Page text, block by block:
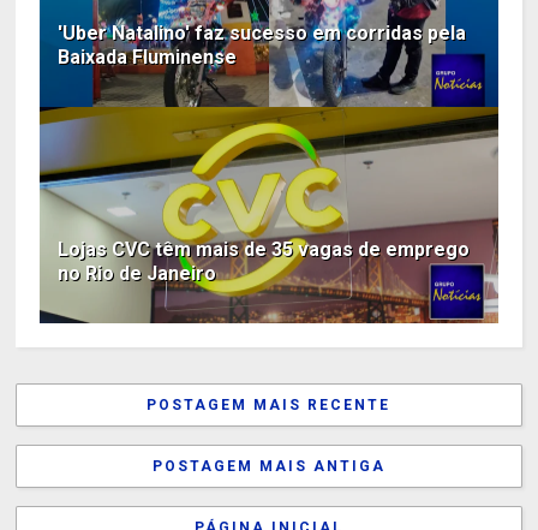
'Uber Natalino' faz sucesso em corridas pela
Baixada Fluminense
Lojas CVC têm mais de 35 vagas de emprego
no Rio de Janeiro
POSTAGEM MAIS RECENTE
POSTAGEM MAIS ANTIGA